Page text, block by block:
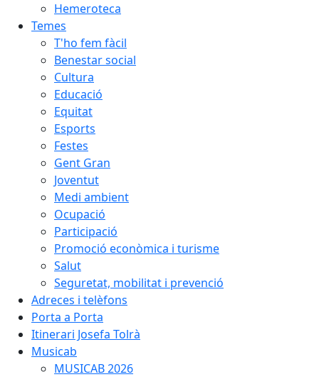
Hemeroteca
Temes
T'ho fem fàcil
Benestar social
Cultura
Educació
Equitat
Esports
Festes
Gent Gran
Joventut
Medi ambient
Ocupació
Participació
Promoció econòmica i turisme
Salut
Seguretat, mobilitat i prevenció
Adreces i telèfons
Porta a Porta
Itinerari Josefa Tolrà
Musicab
MUSICAB 2026